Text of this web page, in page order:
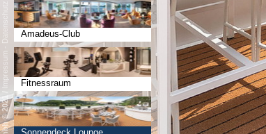
Amadeus-Club
Fitnessraum
Impressum
-
Datenschutz